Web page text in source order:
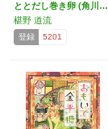
ととだし巻き卵 (角川…
椹野 道流
登録 5201